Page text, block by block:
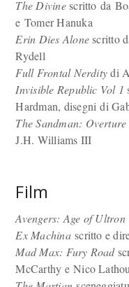
The Divinescritto da
e Tomer Hanuka
Erin Dies Alonescritto
Rydell
Full Frontal Nerditydi
Invisible Republic Vol 1
Hardman, disegni di
The Sandman: Overture
J.H. Williams III
Film
Avengers: Age of Ultron
Ex Machinascritto e
Mad Max: Fury Road
McCarthy e Nico